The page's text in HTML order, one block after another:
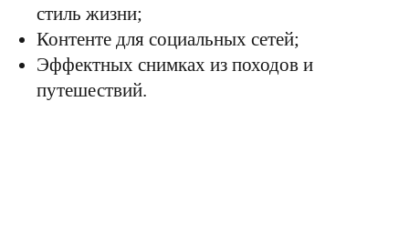
стиль жизни;
Контенте для социальных сетей;
Эффектных снимках из походов и
путешествий.